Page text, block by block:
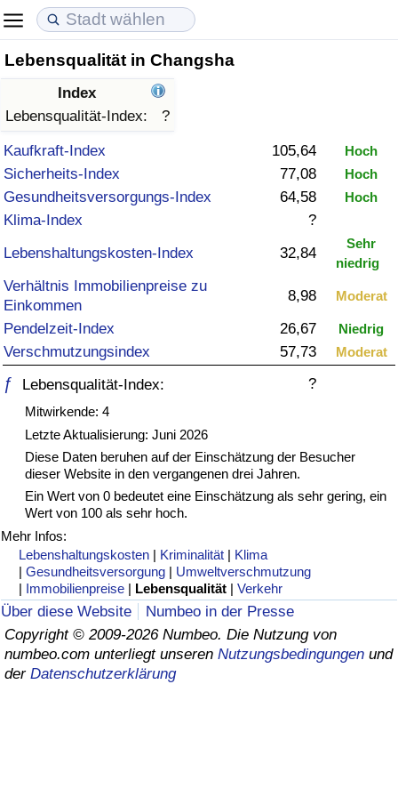
Lebensqualität in Changsha
Index
Lebensqualität-Index:
?
Kaufkraft-Index 105,64 Hoch
Sicherheits-Index 77,08 Hoch
Gesundheitsversorgungs-Index 64,58 Hoch
Klima-Index
?
Lebenshaltungskosten-Index
32,84
Sehr
niedrig
Verhältnis Immobilienpreise zu
Einkommen
8,98 Moderat
Pendelzeit-Index 26,67 Niedrig
Verschmutzungsindex 57,73 Moderat
ƒ Lebensqualität-Index: ?
Mitwirkende: 4
Letzte Aktualisierung: Juni 2026
Diese Daten beruhen auf der Einschätzung der Besucher
dieser Website in den vergangenen drei Jahren.
Ein Wert von 0 bedeutet eine Einschätzung als sehr gering, ein
Wert von 100 als sehr hoch.
Mehr Infos:
Lebenshaltungskosten | Kriminalität | Klima
|Gesundheitsversorgung | Umweltverschmutzung
| Immobilienpreise | Lebensqualität |Verkehr
Über diese Website
Numbeo in der Presse
Copyright © 2009-2026 Numbeo. Die Nutzung von
numbeo.com unterliegt unseren Nutzungsbedingungen und
der Datenschutzerklärung
Lebenshaltungskosten
Lebenshaltungskosten-Index (aktuell)
Lebenshaltungskosten-Index
Lebenshaltungskosten-Index nach Land
in Akaba
Immobilienpreise
Immobilienpreis-Index (aktuell)
Immobilienpreis-Index
Immobilienpreis-Index nach Land
Lebensqualität
Lebensqualität-Index
Lebensqualität-Index (aktuell)
Lebensqualitätsindex nach Land
Kriminalität
Kriminalitäts-Index (aktuell)
Kriminalitäts-Index
Kriminalitätsindex nach Land
Gesundheitsversorgung
Gesundheitsversorgungs-Index (aktuell)
Gesundheitsversorgungs-Index
Gesundheitsversorgungs-Index nach Land
Umweltverschmutzung
Umweltverschmutzungs-Index (aktuell)